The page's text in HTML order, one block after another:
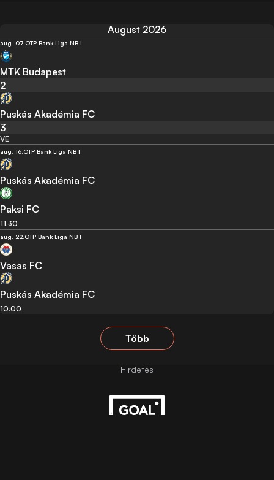
August 2026
aug. 07. OTP Bank Liga NB I
MTK Budapest
2
Puskás Akadémia FC
3
VE
aug. 16. OTP Bank Liga NB I
Puskás Akadémia FC
Paksi FC
11:30
aug. 22. OTP Bank Liga NB I
Vasas FC
Puskás Akadémia FC
10:00
Több